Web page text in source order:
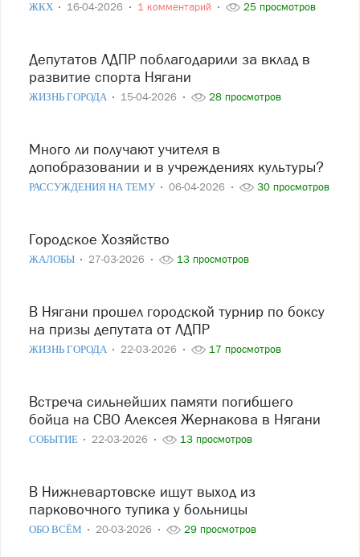
ЖКХ 16-04-2026 1 комментарий 25 просмотров
Депутатов ЛДПР поблагодарили за вклад в
развитие спорта Нягани
ЖИЗНЬ ГОРОДА 15-04-2026 28 просмотров
Много ли получают учителя в
допобразовании и в учреждениях культуры?
РАССУЖДЕНИЯ НА ТЕМУ 06-04-2026 30 просмотров
Городское Хозяйство
ЖАЛОБЫ 27-03-2026 13 просмотров
В Нягани прошел городской турнир по боксу
на призы депутата от ЛДПР
ЖИЗНЬ ГОРОДА 22-03-2026 17 просмотров
Встреча сильнейших памяти погибшего
бойца на СВО Алексея Жернакова в Нягани
СОБЫТИЕ 22-03-2026 13 просмотров
В Нижневартовске ищут выход из
парковочного тупика у больницы
ОБО ВСЁМ 20-03-2026 29 просмотров